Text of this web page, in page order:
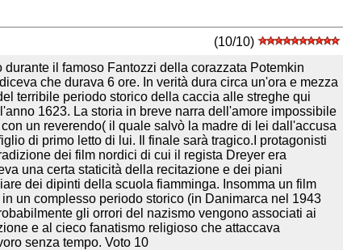
(10/10)
il famoso Fantozzi della corazzata Potemkin
che durava 6 ore. In verità dura circa un'ora e mezza
terribile periodo storico della caccia alle streghe qui
1623. La storia in breve narra dell'amore impossibile
un reverendo( il quale salvò la madre di lei dall'accusa
di primo letto di lui. Il finale sarà tragico.I protagonisti
dei film nordici di cui il regista Dreyer era
una certa staticità della recitazione e dei piani
dei dipinti della scuola fiamminga. Insomma un film
un complesso periodo storico (in Danimarca nel 1943
gli orrori del nazismo vengono associati ai
e al cieco fanatismo religioso che attaccava
senza tempo. Voto 10